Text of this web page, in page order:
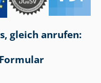
gleich anrufen: